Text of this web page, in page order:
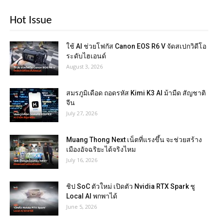
Hot Issue
ใช้ AI ช่วยโฟกัส Canon EOS R6 V จัดสเปกวิดีโอ
ระดับไฮเอนด์
August 3, 2026
สมรภูมิเดือด ถอดรหัส Kimi K3 AI ม้ามืด สัญชาติ
จีน
July 27, 2026
Muang Thong Next เน็ตที่แรงขึ้น จะช่วยสร้าง
เมืองอัจฉริยะได้จริงไหม
July 16, 2026
ชิป SoC ตัวใหม่ เปิดตัว Nvidia RTX Spark ชู
Local AI พกพาได้
June 5, 2026